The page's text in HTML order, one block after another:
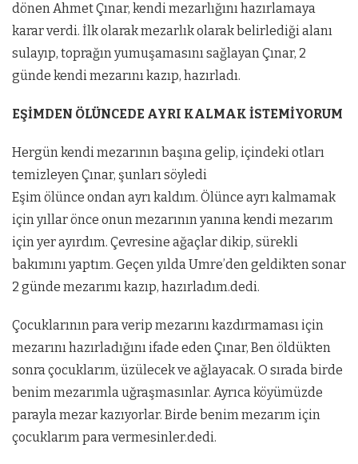
dönen Ahmet Çınar, kendi mezarlığını hazırlamaya
karar verdi. İlk olarak mezarlık olarak belirlediği alanı
sulayıp, toprağın yumuşamasını sağlayan Çınar, 2
günde kendi mezarını kazıp, hazırladı.
EŞİMDEN ÖLÜNCEDE AYRI KALMAK İSTEMİYORUM
Hergün kendi mezarının başına gelip, içindeki otları
temizleyen Çınar, şunları söyledi
Eşim ölünce ondan ayrı kaldım. Ölünce ayrı kalmamak
için yıllar önce onun mezarının yanına kendi mezarım
için yer ayırdım. Çevresine ağaçlar dikip, sürekli
bakımını yaptım. Geçen yılda Umre’den geldikten sonar
2 günde mezarımı kazıp, hazırladım.dedi.
Çocuklarının para verip mezarını kazdırmaması için
mezarını hazırladığını ifade eden Çınar, Ben öldükten
sonra çocuklarım, üzülecek ve ağlayacak. O sırada birde
benim mezarımla uğraşmasınlar. Ayrıca köyümüzde
parayla mezar kazıyorlar. Birde benim mezarım için
çocuklarım para vermesinler.dedi.